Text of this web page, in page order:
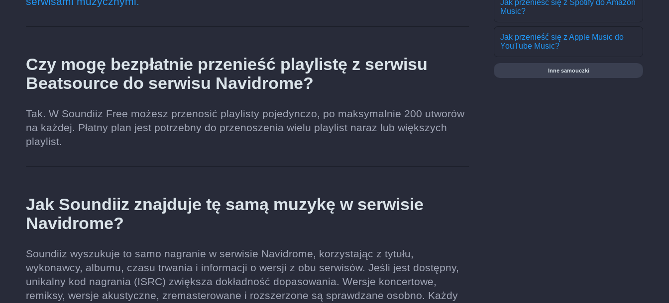
Czy mogę bezpłatnie przenieść playlistę z serwisu
Beatsource do serwisu Navidrome?
Tak. W Soundiiz Free możesz przenosić playlisty pojedynczo, po maksymalnie 200 utworów
na każdej. Płatny plan jest potrzebny do przenoszenia wielu playlist naraz lub większych
playlist.
Jak Soundiiz znajduje tę samą muzykę w serwisie
Navidrome?
Soundiiz wyszukuje to samo nagranie w serwisie Navidrome, korzystając z tytułu,
wykonawcy, albumu, czasu trwania i informacji o wersji z obu serwisów. Jeśli jest dostępny,
unikalny kod nagrania (ISRC) zwiększa dokładność dopasowania. Wersje koncertowe,
remiksy, wersje akustyczne, zremasterowane i rozszerzone są sprawdzane osobno. Każdy
Jak przenieść się z Spotify do Amazon
Music?
Jak przenieść się z Apple Music do
YouTube Music?
Inne samouczki